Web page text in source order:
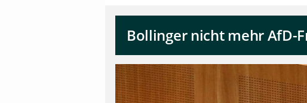
Bollinger nicht mehr AfD-